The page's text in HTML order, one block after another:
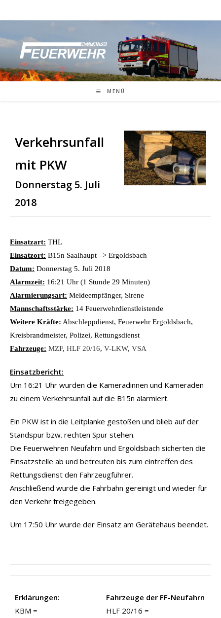
Inhalt
MENÜ
Verkehrsunfall
mit PKW
Donnerstag 5. Juli
2018
Einsatzart: THL
Einsatzort: B15n Saalhaupt –> Ergoldsbach
Datum: Donnerstag 5. Juli 2018
Alarmzeit: 16:21 Uhr (1 Stunde 29 Minuten)
Alarmierungsart: Meldeempfänger, Sirene
Mannschaftsstärke: 14 Feuerwehrdienstleistende
Weitere Kräfte: Abschleppdienst, Feuerwehr Ergoldsbach,
Kreisbrandmeister, Polizei, Rettungsdienst
Fahrzeuge: MZF, HLF 20/16, V-LKW, VSA
Einsatzbericht:
Um 16:21 Uhr wurden die Kameradinnen und Kameraden
zu einem Verkehrsunfall auf die B15n alarmiert.
Ein PKW ist in die Leitplanke gestoßen und blieb auf der
Standspur bzw. rechten Spur stehen.
Die Feuerwehren Neufahrn und Ergoldsbach sicherten die
Einsatzstelle ab und betreuten bis zum eintreffen des
Rettungsdienst den Fahrzeugführer.
Anschließend wurde die Fahrbahn gereinigt und wieder für
den Verkehr freigegeben.
Um 17:50 Uhr wurde der Einsatz am Gerätehaus beendet.
Erklärungen:
KBM =
Fahrzeuge der FF-Neufahrn
HLF 20/16 =